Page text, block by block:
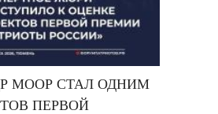
МООР СТАЛ ОДНИМ
ПЕРВОЙ